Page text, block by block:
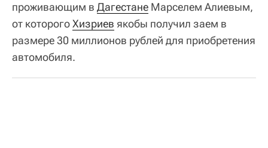
проживающим в Дагестане Марселем Алиевым,
от которогоХизриев якобы получил заем в
размере 30 миллионов рублей для приобретения
автомобиля.